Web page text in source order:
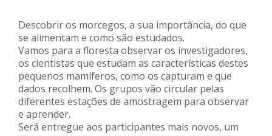
Descobrir os morcegos, a sua importância, do que
se alimentam e como são estudados.
Vamos para a floresta observar os investigadores,
os cientistas que estudam as características destes
pequenos mamíferos, como os capturam e que
dados recolhem. Os grupos vão circular pelas
diferentes estações de amostragem para observar
e aprender.
Será entregue aos participantes mais novos, um